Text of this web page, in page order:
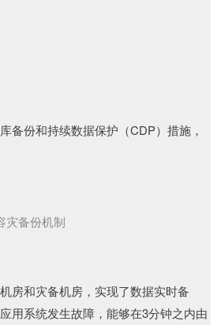
份和持续数据保护（CDP）措施，
灾备份机制
和灾备机房，实现了数据实时备
用系统发生故障，能够在3分钟之内由